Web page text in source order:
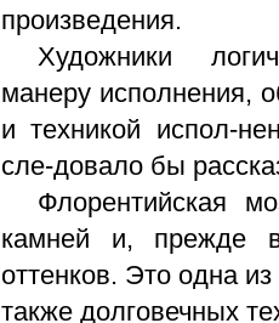
произведения.
Художники
манеру исполнения,
и техникой испол-
сле-довало бы
Флорентийская
камней и, прежде
оттенков. Это одна
также долговечных